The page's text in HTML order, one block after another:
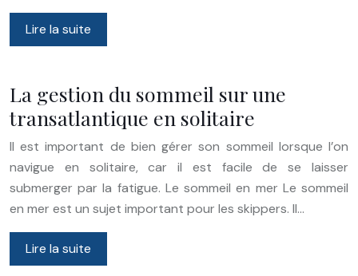
Lire la suite
La gestion du sommeil sur une
transatlantique en solitaire
Il est important de bien gérer son sommeil lorsque l’on
navigue en solitaire, car il est facile de se laisser
submerger par la fatigue. Le sommeil en mer Le sommeil
en mer est un sujet important pour les skippers. Il…
Lire la suite